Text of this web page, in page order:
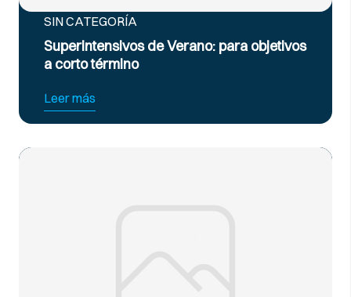
SIN CATEGORÍA
Superintensivos de Verano: para objetivos
a corto término
Leer más